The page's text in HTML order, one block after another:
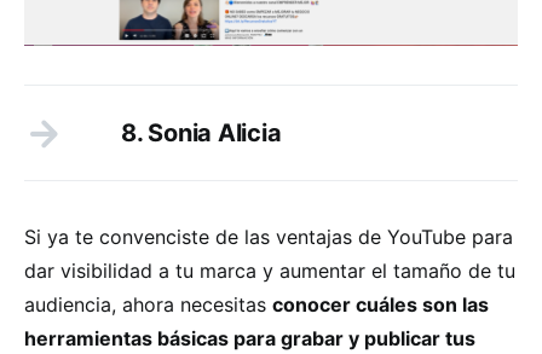
8. Sonia Alicia
Si ya te convenciste de las ventajas de YouTube para
dar visibilidad a tu marca y aumentar el tamaño de tu
audiencia, ahora necesitas conocer cuáles son las
herramientas básicas para grabar y publicar tus